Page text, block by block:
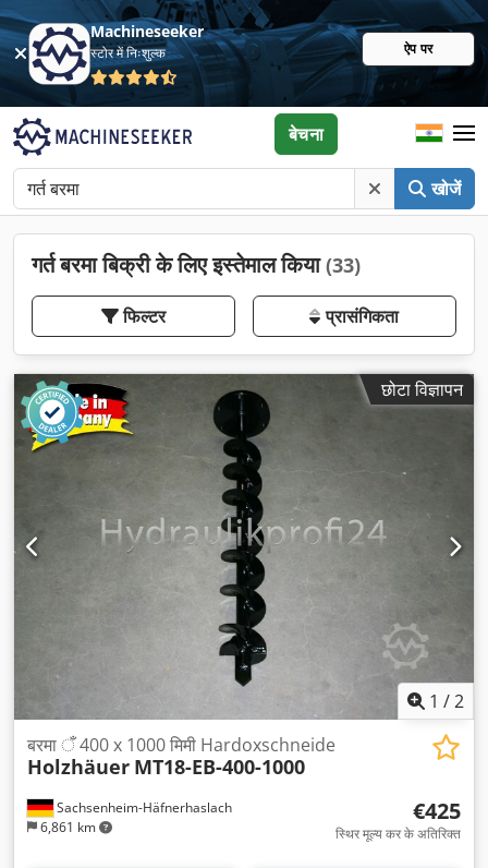
Machineseeker
स्टोर में निःशुल्क ऐप पर
खोजें
बेचना
गर्त बरमा बिक्री के लिए इस्तेमाल किया(33)
फिल्टर प्रासंगिकता
छोटा विज्ञापन
1 /2
Sachsenheim-Häfnerhaslach
6,861 km
बरमा ँ 400 x 1000 मिमी Hardoxschneide
Holzhäuer MT18-EB-400-1000
€425
स्थिर मूल्य कर के अतिरिक्त